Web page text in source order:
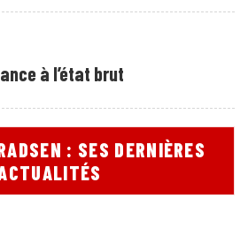
à l’état brut
: SES DERNIÈRES